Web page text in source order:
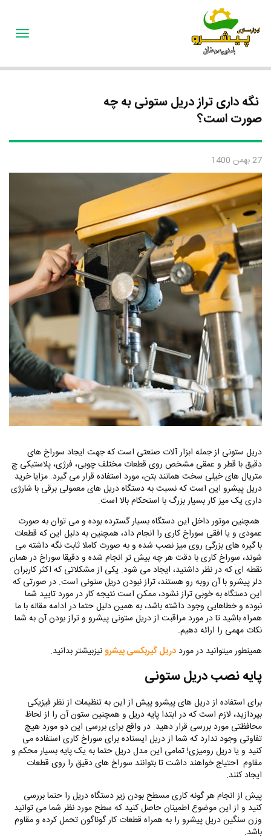
نگه داری تراز دریل ستونی به چه
صورت است؟
27 بهمن 1400
دریل ستونی از جمله ابزار آلات صنعتی است که جهت ایجاد سوراخ های
دقیق با قطر و عمقی مشخص روی قطعات مختلف چوبی، فرژی، پلاستیکی چ
متریال های خیلی سخت همانند بتن، مورد استفاده قرار می گیرد. مزایا خرید
دریل پیشرو این است که نسبت به دستگاه دریل های معمولی برقی با شارژی
داری یک میز کار بسیار بزرگ با استحکام بالا است.
همچنین موتور داخل این دستگاه بسیار گسترده بوده و می توان به صورت
عمودی و یا افقی سوراخ کاری را انجام داد، همچنین به دلیل این که قطعات
با گیره های بزرگی روی میز نصب شده و به صورت کاملا ثابت نگه داشته می
شوند، سوراخ کاری با دقت هر چه بیش تر انجام شده و دقیقا سوراخ در همان
نقطه ای که در نظر داشتید، ایجاد می شود. یکی از مشکلاتی که اکثر کاربران
دلر پیشرو با آن روبه رو هستند، تراز نبودن دریل ستونی است. در صورتی که
این دستگاه به خوبی تراز نشود، ممکن است نتیجه کار در مورد تایید شما
نبوده و خطاهایی وجود داشته باشد، به همین دلیل حتما در ادامه مقاله با ما
همراه باشید تا در مورد مراقبت از دریل ستونی پیشرو و تراز بودن آن به شما
نکات مهمی را ارائه دهیم.
همینطور میتوانید در مورددریل گیربکسی پیشرونیزبیشتر بدانید.
پایه نصب دریل ستونی
برای استفاده از دریل های پیشرو پیش از این به تنظیمات از نظر فیزیکی
بپردازید، لازم است که در ابتدا پایه دریل و همچنین ستون آن را از لحاظ
محافظتی مورد بررسی قرار دهید. در واقع برای بررسی این دو مورد هیچ
تفاوتی وجود ندارد که شما از دریل ایستاده برای سوراخ کاری استفاده می
کنید و یا دریل رومیزی! تمامی این مدل دریل حتما به یک پایه بسیار محکم و
مقاوم احتیاج خواهند داشت تا بتوانند سوراخ های دقیق را روی قطعات
ایجاد کنند.
پیش از انجام هر گونه کاری مسطح بودن زیر دستگاه دریل را حتما بررسی
کنید و از این موضوع اطمینان حاصل کنید که سطح مورد نظر شما می توانید
وزن سنگین دریل پیشرو را به همراه قطعات کار گوناگون تحمل کرده و مقاوم
باشد.